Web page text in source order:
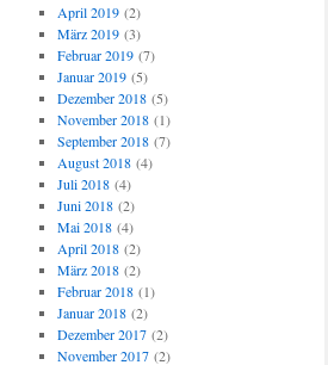
April 2019(2)
März 2019(3)
Februar 2019(7)
Januar 2019(5)
Dezember 2018(5)
November 2018(1)
September 2018(7)
August 2018(4)
Juli 2018(4)
Juni 2018(2)
Mai 2018(4)
April 2018(2)
März 2018(2)
Februar 2018(1)
Januar 2018(2)
Dezember 2017(2)
November 2017(2)